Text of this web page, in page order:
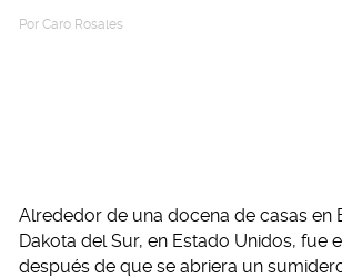
Por Caro Rosales
Alrededor de una docena de casas en
Dakota del Sur, en Estado Unidos, fue
después de que se abriera un